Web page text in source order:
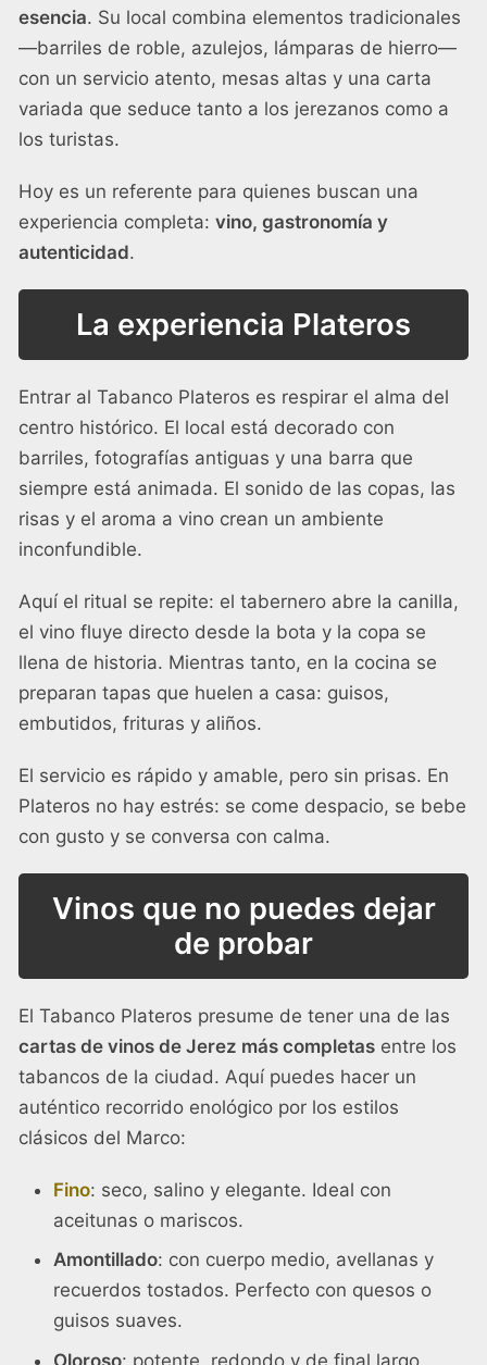
esencia. Su local combina elementos tradicionales
—barriles de roble, azulejos, lámparas de hierro—
con un servicio atento, mesas altas y una carta
variada que seduce tanto a los jerezanos como a
los turistas.
Hoy es un referente para quienes buscan una
experiencia completa: vino, gastronomía y
autenticidad.
La experiencia Plateros
Entrar al Tabanco Plateros es respirar el alma del
centro histórico. El local está decorado con
barriles, fotografías antiguas y una barra que
siempre está animada. El sonido de las copas, las
risas y el aroma a vino crean un ambiente
inconfundible.
Aquí el ritual se repite: el tabernero abre la canilla,
el vino fluye directo desde la bota y la copa se
llena de historia. Mientras tanto, en la cocina se
preparan tapas que huelen a casa: guisos,
embutidos, frituras y aliños.
El servicio es rápido y amable, pero sin prisas. En
Plateros no hay estrés: se come despacio, se bebe
con gusto y se conversa con calma.
Vinos que no puedes dejar
de probar
El Tabanco Plateros presume de tener una de las
cartas de vinos de Jerez más completas entre los
tabancos de la ciudad. Aquí puedes hacer un
auténtico recorrido enológico por los estilos
clásicos del Marco:
Fino: seco, salino y elegante. Ideal con
aceitunas o mariscos.
Amontillado: con cuerpo medio, avellanas y
recuerdos tostados. Perfecto con quesos o
guisos suaves.
Oloroso: potente, redondo y de final largo.